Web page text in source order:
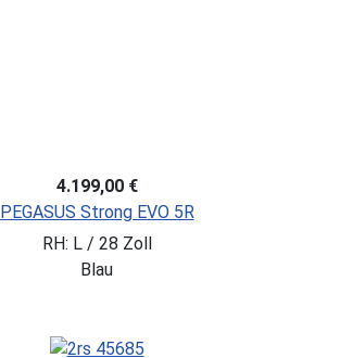
4.199,00 €
PEGASUS Strong EVO 5R
RH: L / 28 Zoll
Blau